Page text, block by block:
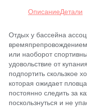
ОписаниеДетали
Отдых у бассейна
или наоборот
удовольствие от
подпортить скользкое
которая ожидает
постоянно следить за
поскользнуться и не